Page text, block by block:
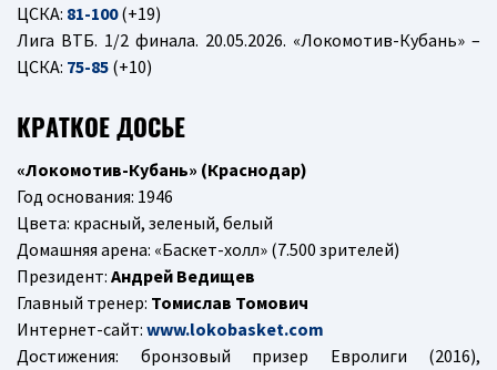
ЦСКА: 81-100(+19)
Лига ВТБ. 1/2 финала. 20.05.2026. «Локомотив-Кубань» –
ЦСКА: 75-85 (+10)
КРАТКОЕ ДОСЬЕ
«Локомотив-Кубань» (Краснодар)
Год основания: 1946
Цвета: красный, зеленый, белый
Домашняя арена: «Баскет-холл» (7.500 зрителей)
Президент: Андрей Ведищев
Главный тренер: Томислав Томович
Интернет-сайт: www.lokobasket.com
Достижения: бронзовый призер Евролиги (2016),